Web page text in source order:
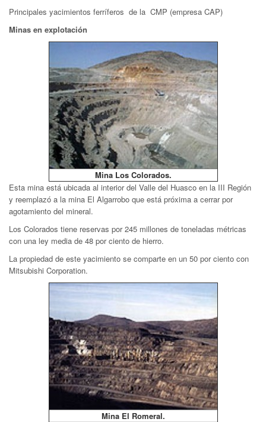
Principales yacimientos ferríferos de la CMP (empresa CAP)
Minas en explotación
Mina Los Colorados.
Esta mina está ubicada al interior del Valle del Huasco en la III Región
y reemplazó a la mina El Algarrobo que está próxima a cerrar por
agotamiento del mineral.
Los Colorados tiene reservas por 245 millones de toneladas métricas
con una ley media de 48 por ciento de hierro.
La propiedad de este yacimiento se comparte en un 50 por ciento con
Mitsubishi Corporation.
Mina El Romeral.